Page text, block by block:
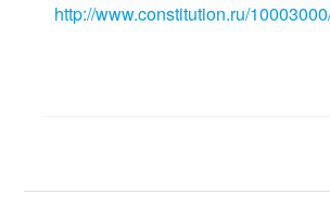
http://www.constitution.ru/